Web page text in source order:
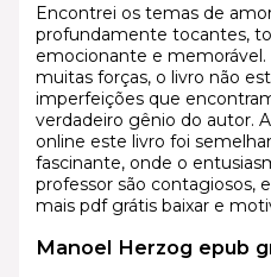
Encontrei os temas de
profundamente tocantes,
emocionante e memorável.
muitas forças, o livro não
imperfeições que
verdadeiro gênio do autor.
online este livro foi
fascinante, onde o
professor são contagiosos,
mais pdf grátis baixar e
Manoel Herzog epub